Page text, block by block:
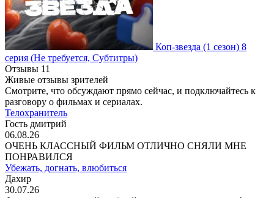
Коп-звезда (1 сезон) 8
серия (Не требуется, Субтитры)
Отзывы 11
Живые отзывы зрителей
Смотрите, что обсуждают прямо сейчас, и подключайтесь к
разговору о фильмах и сериалах.
Телохранитель
Гость дмитрий
06.08.26
ОЧЕНЬ КЛАССНЫЙ ФИЛЬМ ОТЛИЧНО СНЯЛИ МНЕ
ПОНРАВИЛСЯ
Убежать, догнать, влюбиться
Дахир
30.07.26